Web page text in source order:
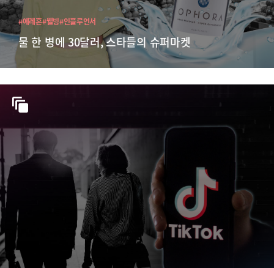
물 한 병에 30달러, 스타들의 슈퍼마켓
#에레혼#웰빙#인플루언서